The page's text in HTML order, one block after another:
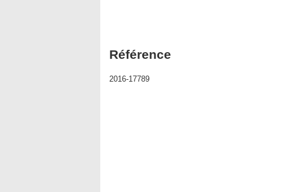
Référence
2016-17789